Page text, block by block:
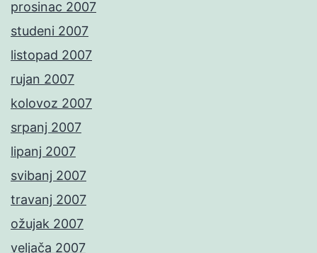
prosinac 2007
studeni 2007
listopad 2007
rujan 2007
kolovoz 2007
srpanj 2007
lipanj 2007
svibanj 2007
travanj 2007
ožujak 2007
veljača 2007